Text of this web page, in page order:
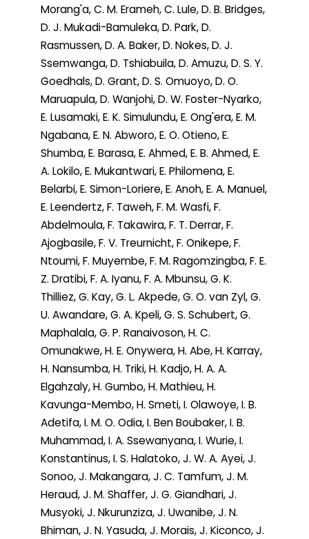
Morang'a, C. M. Erameh, C. Lule, D. B. Bridges,
D. J. Mukadi-Bamuleka, D. Park, D.
Rasmussen, D. A. Baker, D. Nokes, D. J.
Ssemwanga, D. Tshiabuila, D. Amuzu, D. S. Y.
Goedhals, D. Grant, D. S. Omuoyo, D. O.
Maruapula, D. Wanjohi, D. W. Foster-Nyarko,
E. Lusamaki, E. K. Simulundu, E. Ong'era, E. M.
Ngabana, E. N. Abworo, E. O. Otieno, E.
Shumba, E. Barasa, E. Ahmed, E. B. Ahmed, E.
A. Lokilo, E. Mukantwari, E. Philomena, E.
Belarbi, E. Simon-Loriere, E. Anoh, E. A. Manuel,
E. Leendertz, F. Taweh, F. M. Wasfi, F.
Abdelmoula, F. Takawira, F. T. Derrar, F.
Ajogbasile, F. V. Treurnicht, F. Onikepe, F.
Ntoumi, F. Muyembe, F. M. Ragomzingba, F. E.
Z. Dratibi, F. A. Iyanu, F. A. Mbunsu, G. K.
Thilliez, G. Kay, G. L. Akpede, G. O. van Zyl, G.
U. Awandare, G. A. Kpeli, G. S. Schubert, G.
Maphalala, G. P. Ranaivoson, H. C.
Omunakwe, H. E. Onywera, H. Abe, H. Karray,
H. Nansumba, H. Triki, H. Kadjo, H. A. A.
Elgahzaly, H. Gumbo, H. Mathieu, H.
Kavunga-Membo, H. Smeti, I. Olawoye, I. B.
Adetifa, I. M. O. Odia, I. Ben Boubaker, I. B.
Muhammad, I. A. Ssewanyana, I. Wurie, I.
Konstantinus, I. S. Halatoko, J. W. A. Ayei, J.
Sonoo, J. Makangara, J. C. Tamfum, J. M.
Heraud, J. M. Shaffer, J. G. Giandhari, J.
Musyoki, J. Nkurunziza, J. Uwanibe, J. N.
Bhiman, J. N. Yasuda, J. Morais, J. Kiconco, J.